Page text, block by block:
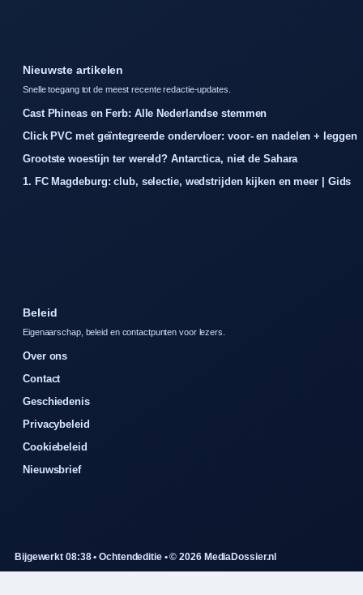
Nieuwste artikelen
Snelle toegang tot de meest recente redactie-updates.
Cast Phineas en Ferb: Alle Nederlandse stemmen
Click PVC met geïntegreerde ondervloer: voor- en nadelen + leggen
Grootste woestijn ter wereld? Antarctica, niet de Sahara
1. FC Magdeburg: club, selectie, wedstrijden kijken en meer | Gids
Beleid
Eigenaarschap, beleid en contactpunten voor lezers.
Over ons
Contact
Geschiedenis
Privacybeleid
Cookiebeleid
Nieuwsbrief
Bijgewerkt 08:38 • Ochtendeditie • © 2026 MediaDossier.nl